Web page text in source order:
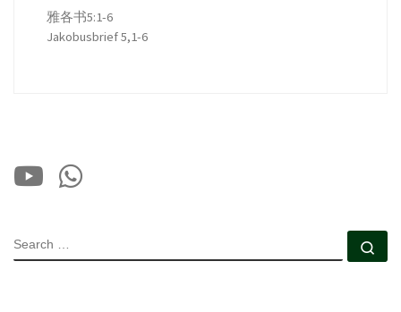
雅各书5:1-6
Jakobusbrief 5,1-6
SEARCH